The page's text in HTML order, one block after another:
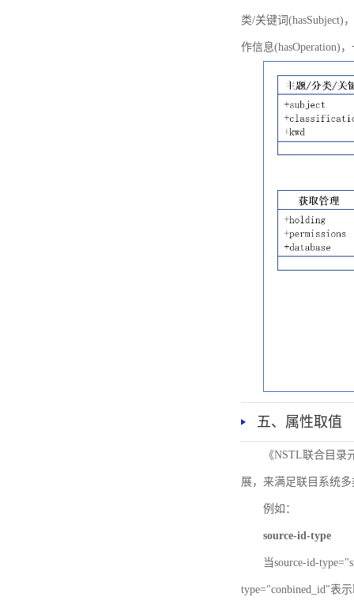
类/关键词(hasSubject)
作信息(hasOperation)
五、属性取值
《NSTL联合目
展，来满足联目系统
例如：
source-id-type
当source-id-
type="conbined_id"表